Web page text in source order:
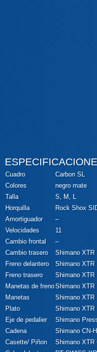
Cuadro
Carbon SL
Colores
negro mate
Talla
S, M, L
Horquilla
Rock Shox
Amortiguador
–
Velocidades
11
Cambio frontal
–
Cambio trasero
Shimano XTR
Freno delantero
Shimano XTR
Freno trasero
Shimano XTR
Manetas de frenoShimano XTR
Manetas
Shimano XTR
Plato
Shimano XTR
Eje de pedalier
Shimano
Cadena
Shimano CN-
Casette/ Piñon
Shimano XTR